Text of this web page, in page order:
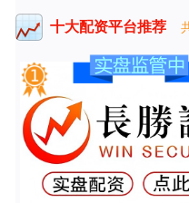
十大配资平台推荐